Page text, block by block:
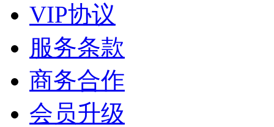
VIP协议
服务条款
商务合作
会员升级